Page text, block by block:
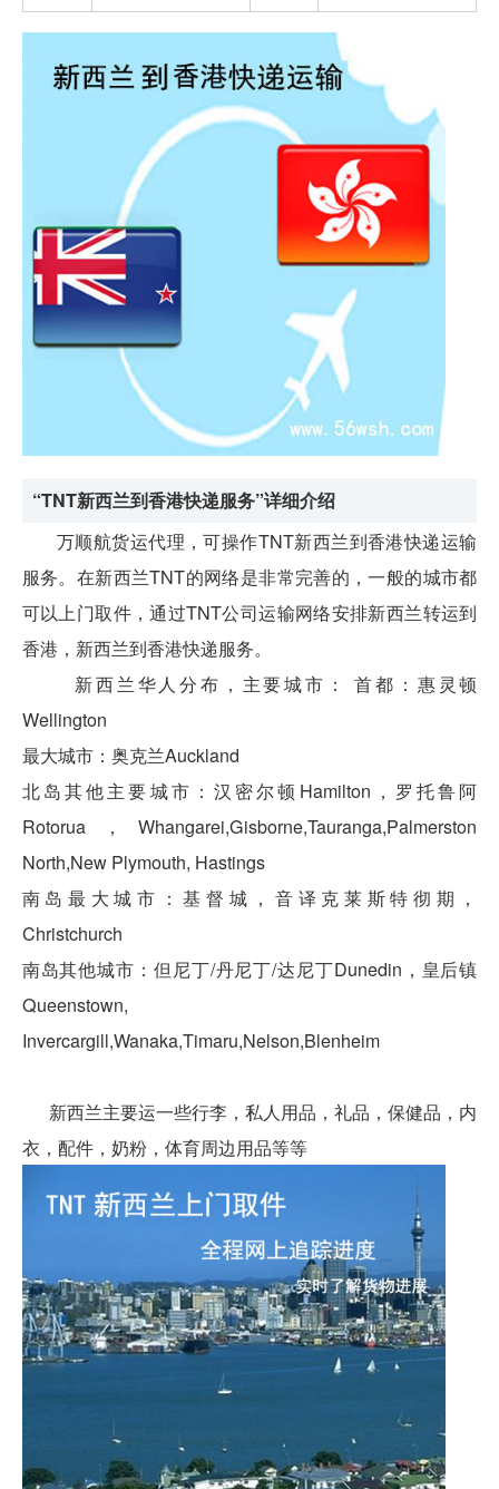
“TNT新西兰到香港快递服务”详细介绍
万顺航货运代理，可操作TNT新西兰到香港快递运输
服务。在新西兰TNT的网络是非常完善的，一般的城市都
可以上门取件，通过TNT公司运输网络安排新西兰转运到
香港，新西兰到香港快递服务。
新西兰华人分布， 主要城市：首都：惠灵顿
Wellington
最大城市：奥克兰Auckland
北岛其他主要城市：汉密尔顿Hamilton，罗托鲁阿
Rotorua，Whangarei,Gisborne,Tauranga,Palmerston
North,New Plymouth, Hastings
南岛最大城市：基督城，音译克莱斯特彻期，
Christchurch
南岛其他城市：但尼丁/丹尼丁/达尼丁Dunedin，皇后镇
Queenstown,
Invercargill,Wanaka,Timaru,Nelson,Blenheim
新西兰主要运一些行李，私人用品，礼品，保健品，内
衣，配件，奶粉，体育周边用品等等